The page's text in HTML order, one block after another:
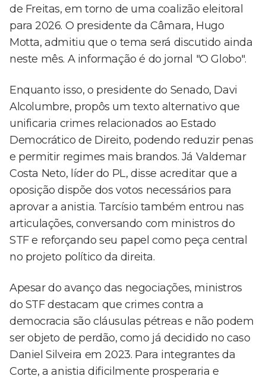
de Freitas, em torno de uma coalizão eleitoral
para 2026. O presidente da Câmara, Hugo
Motta, admitiu que o tema será discutido ainda
neste mês. A informação é do jornal "O Globo".
Enquanto isso, o presidente do Senado, Davi
Alcolumbre, propôs um texto alternativo que
unificaria crimes relacionados ao Estado
Democrático de Direito, podendo reduzir penas
e permitir regimes mais brandos. Já Valdemar
Costa Neto, líder do PL, disse acreditar que a
oposição dispõe dos votos necessários para
aprovar a anistia. Tarcísio também entrou nas
articulações, conversando com ministros do
STF e reforçando seu papel como peça central
no projeto político da direita.
Apesar do avanço das negociações, ministros
do STF destacam que crimes contra a
democracia são cláusulas pétreas e não podem
ser objeto de perdão, como já decidido no caso
Daniel Silveira em 2023. Para integrantes da
Corte, a anistia dificilmente prosperaria e